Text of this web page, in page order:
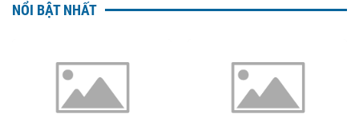
NỔI BẬT NHẤT